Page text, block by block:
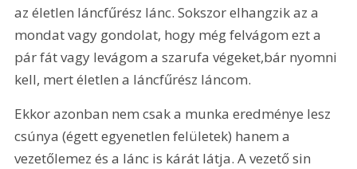
az életlen láncfűrész lánc. Sokszor elhangzik az a
mondat vagy gondolat, hogy még felvágom ezt a
pár fát vagy levágom a szarufa végeket,bár nyomni
kell, mert életlen a láncfűrész láncom.
Ekkor azonban nem csak a munka eredménye lesz
csúnya (égett egyenetlen felületek) hanem a
vezetőlemez és a lánc is kárát látja. A vezető sin